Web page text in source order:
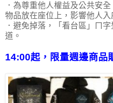
．為尊重他人權益及公共安
物品放在座位上，影響他人入
．避免掉落，「看台區」ㄇ
道。
14:00起，限量週邊商品